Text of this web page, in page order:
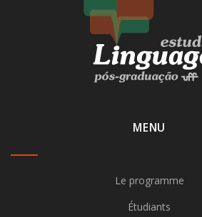
MENU
Le programme
Étudiants